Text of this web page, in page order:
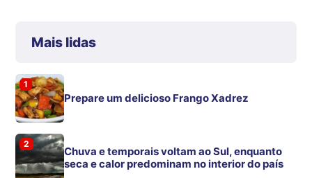
Mais lidas
1
Prepare um delicioso Frango Xadrez
2
Chuva e temporais voltam ao Sul, enquanto
seca e calor predominam no interior do país